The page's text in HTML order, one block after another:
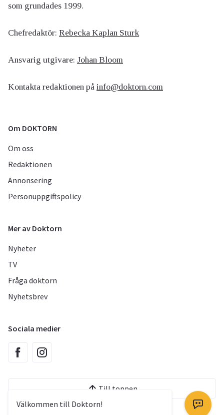
Välkommen till Doktorn!
som grundades 1999.
Chefredaktör: Rebecka Kaplan Sturk
Ansvarig utgivare: Johan Bloom
Kontakta redaktionen på info@doktorn.com
Om DOKTORN
Om oss
Redaktionen
Annonsering
Personuppgiftspolicy
Mer av Doktorn
Nyheter
TV
Fråga doktorn
Nyhetsbrev
Sociala medier
Till toppen